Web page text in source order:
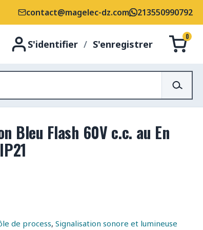
contact@magelec-dz.com 213550990792
S'identifier / S'enregistrer
0
Bleu Flash 60V c.c. au En
de process,Signalisation sonore et lumineuse